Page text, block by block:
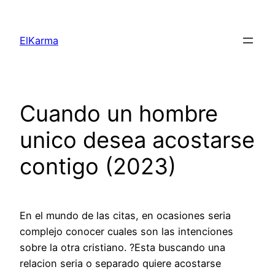
content
ElKarma
Cuando un hombre
unico desea acostarse
contigo (2023)
En el mundo de las citas, en ocasiones seri­a
complejo conocer cuales son las intenciones
sobre la otra cristiano. ?Esta buscando una
relacion seria o separado quiere acostarse